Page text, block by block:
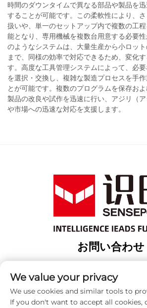
時間のダウンタイムで異なる部品や製品を
することが可能です。この柔軟性により、
扱いや、単一のセットアップ内で複数の工
能となり、専用機械を複数台用意する必要
のようなシステムは、大量生産から小ロッ
まで、同様の効率で対応できるため、変化
す。高度な工具管理システムによって、必
を選択・交換し、複雑な製造プロセスを手
とが可能です。複数のプログラムを保存およ
製品の改良や試作を迅速に行い、アジリ（
や市場への迅速な対応を支援します。
お問い合わせ
電話番号：+86-13917707297
メールアドレス：[email protected]
We value your privacy
We use cookies and similar tools to
If you don't want to accept all cookies,